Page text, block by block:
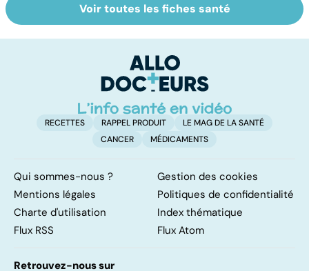
Le magnésium,
un oligo-élément
Retrouver du
tonus grâce aux
Voir toutes les fiches santé
RECETTES RAPPEL PRODUIT
LE MAG DE LA SANTÉ
CANCER
MÉDICAMENTS
Qui sommes-nous ?
Gestion des cookies
Mentions légales
Politiques de confidentialité
Charte d'utilisation
Index thématique
Flux RSS
Flux Atom
Retrouvez-nous sur